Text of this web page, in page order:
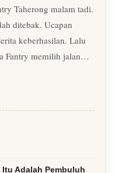
Taherong malam tadi.
ditebak. Ucapan
keberhasilan. Lalu
Fantry memilih jalan…
Adalah Pembuluh